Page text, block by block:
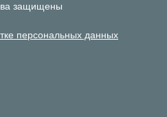
защищены
персональных данных